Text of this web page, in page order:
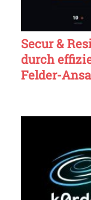
Secur &
durch
Felder-